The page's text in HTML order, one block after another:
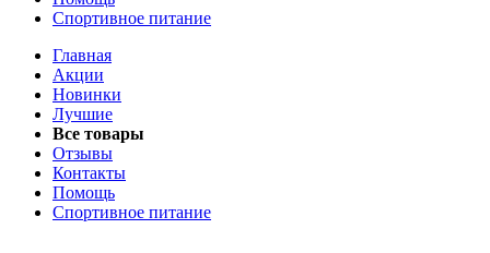
Спортивное питание
Главная
Акции
Новинки
Лучшие
Все товары
Отзывы
Контакты
Помощь
Спортивное питание